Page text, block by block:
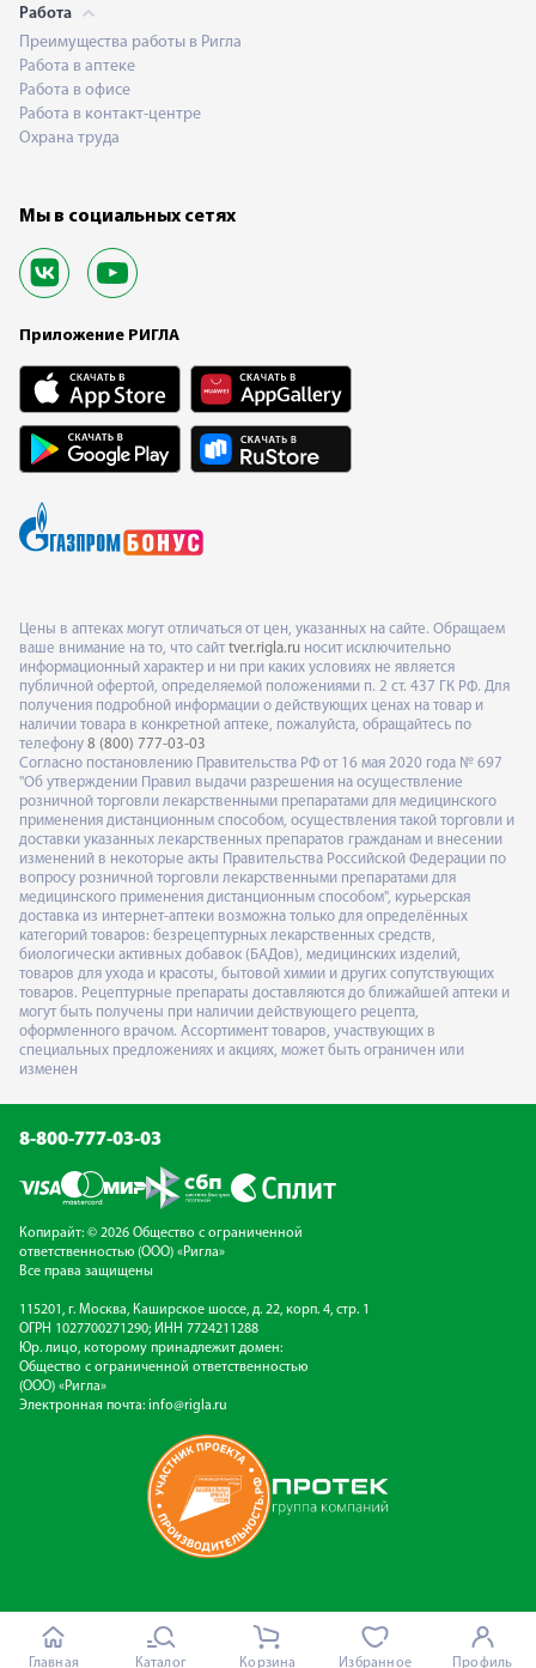
Работа
Преимущества работы в Ригла
Работа в аптеке
Работа в офисе
Работа в контакт-центре
Охрана труда
Мы в социальных сетях
Приложение РИГЛА
Цены в аптеках могут отличаться от цен, указанных на сайте. Обращаем
ваше внимание на то, что сайт tver.rigla.ru носит исключительно
информационный характер и ни при каких условиях не является
публичной офертой, определяемой положениями п. 2 ст. 437 ГК РФ. Для
получения подробной информации о действующих ценах на товар и
наличии товара в конкретной аптеке, пожалуйста, обращайтесь по
телефону 8 (800) 777-03-03
Согласно постановлению Правительства РФ от 16 мая 2020 года № 697
"Об утверждении Правил выдачи разрешения на осуществление
розничной торговли лекарственными препаратами для медицинского
применения дистанционным способом, осуществления такой торговли и
доставки указанных лекарственных препаратов гражданам и внесении
изменений в некоторые акты Правительства Российской Федерации по
вопросу розничной торговли лекарственными препаратами для
медицинского применения дистанционным способом", курьерская
доставка из интернет-аптеки возможна только для определённых
категорий товаров: безрецептурных лекарственных средств,
биологически активных добавок (БАДов), медицинских изделий,
товаров для ухода и красоты, бытовой химии и других сопутствующих
товаров. Рецептурные препараты доставляются до ближайшей аптеки и
могут быть получены при наличии действующего рецепта,
оформленного врачом. Ассортимент товаров, участвующих в
специальных предложениях и акциях, может быть ограничен или
изменен
8-800-777-03-03
Копирайт: © 2026 Общество с ограниченной
ответственностью (ООО) «Ригла»
Все права защищены
115201, г. Москва, Каширское шоссе, д. 22, корп. 4, стр. 1
ОГРН 1027700271290; ИНН 7724211288
Юр. лицо, которому принадлежит домен:
Общество с ограниченной ответственностью
(ООО) «Ригла»
Электронная почта: info@rigla.ru
Главная Каталог Корзина Избранное Профиль